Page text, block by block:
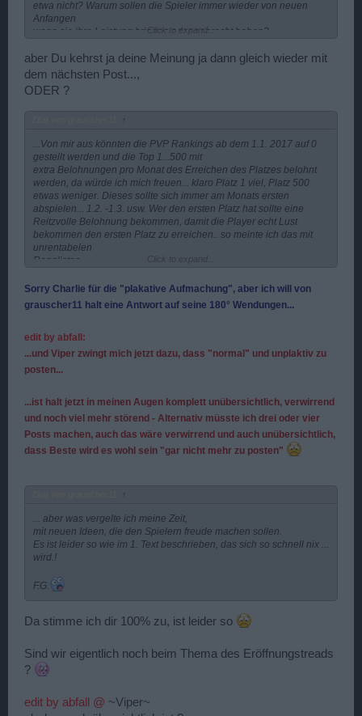
etwa nicht? Warum sollen die Spieler immer wieder von neuen
Anfangen
wenn sie ihre Leistung bringen oder gebracht haben?...
Click to expand...
aber Du kehrst ja deine Meinung ja dann gleich wieder mit
dem nächsten Post...,
ODER ?
↑
...Von mir aus könnten die PVP Rankings ab dem 1.1. 2017 auf 0
gestellt werden und die Top 1...500 mit
extra Belohnungen pro Monat des Erreichen des Platzes belohnt
werden, da würde ich mich freuen... klaro Platz 1 viel, Platz 500
etwas weniger. Dieses sollte sich immer am Monats ersten
abspielen... 1.2. -1.3. usw. Wer den ersten Platz hat sollte eine
Reitzvolle Belohnung bekommen, damit die Player echt Lust
bekommen den ersten Platz zu erreichen.. so meinte ich das mit
unrentabelen
Ranglisten.
beziehen. Denke da hätten wir alle Freude daran, der eine Mehr..
wenn er oder sie mehr on ist, und der Andere Player weniger.
meisten keine Großen Krieger oder das Krieger Kiel ect. mehr
benötigen, da es zu viele Sets gibt.....
Sorry Charlie für die "plakative Aufmachung", aber ich will von
grauscher11 halt eine Antwort auf seine 180° Wendungen...
edit by abfall:
...und Viper zwingt mich jetzt dazu, dass "normal" und unplaktiv zu
posten...
...ist halt jetzt in meinen Augen komplett unübersichtlich, verwirrend
und noch viel mehr störend - Alternativ müsste ich drei oder vier
Posts machen, auch das wäre verwirrend und auch unübersichtlich,
dass Beste wird es wohl sein "gar nicht mehr zu posten"
↑
... aber was vergelte ich meine Zeit,
mit neuen Ideen, die den Spielern freude machen sollen.
Es ist leider so wie im 1. Text beschrieben, das sich so schnell nix ...
wird.!
F.G.
Da stimme ich dir 100% zu, ist leider so
Sind wir eigentlich noch beim Thema des Eröffnungstreads
?
edit by abfall @ ~Viper~